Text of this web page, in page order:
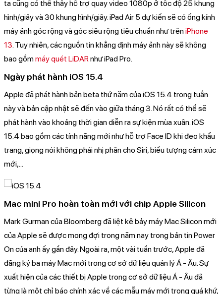
ta cũng có thể thấy hỗ trợ quay video 1080p ở tốc độ 25 khung
hình/giây và 30 khung hình/giây. iPad Air 5 dự kiến ​​sẽ có ống kính
máy ảnh góc rộng và góc siêu rộng tiêu chuẩn như trêniPhone
13. Tuy nhiên, các nguồn tin khẳng định máy ảnh này sẽ không
bao gồmmáy quét LiDARnhư iPad Pro.
Ngày phát hành iOS 15.4
Apple đã phát hành bản beta thứ năm của iOS 15.4 trong tuần
này và bản cập nhật sẽ đến vào giữa tháng 3. Nó rất có thể sẽ
phát hành vào khoảng thời gian diễn ra sự kiện mùa xuân. iOS
15.4 bao gồm các tính năng mới như hỗ trợ Face ID khi đeo khẩu
trang, giọng nói không phải nhị phân cho Siri, biểu tượng cảm xúc
mới,...
Mac mini Pro hoàn toàn mới với chip Apple Silicon
Mark Gurman của Bloomberg đã liệt kê bảy máy Mac Silicon mới
của Apple sẽ được mong đợi trong năm nay trong bản tin Power
On của anh ấy gần đây. Ngoài ra, một vài tuần trước, Apple đã
đăng ký ba máy Mac mới trong cơ sở dữ liệu quản lý Á - Âu. Sự
xuất hiện của các thiết bị Apple trong cơ sở dữ liệu Á - Âu đã
từng là một chỉ báo chính xác về các mẫu máy mới trong quá khứ,